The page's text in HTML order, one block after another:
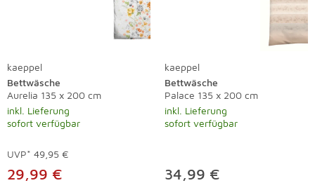
kaeppel
Bettwäsche
Aurelia 135 x 200 cm
inkl. Lieferung
sofort verfügbar
UVP* 49,95 €
29,99 €
kaeppel
Bettwäsche
Palace 135 x 200 cm
inkl. Lieferung
sofort verfügbar
34,99 €